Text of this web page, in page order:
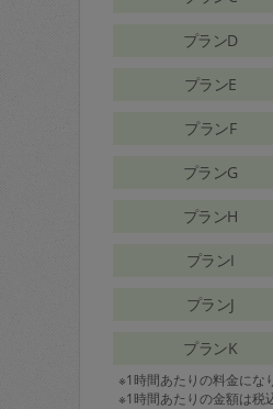
プランD
プランE
プランF
プランG
プランH
プランI
プランJ
プランK
※1時間あたりの料金にな
※1時間あたりの金額は税